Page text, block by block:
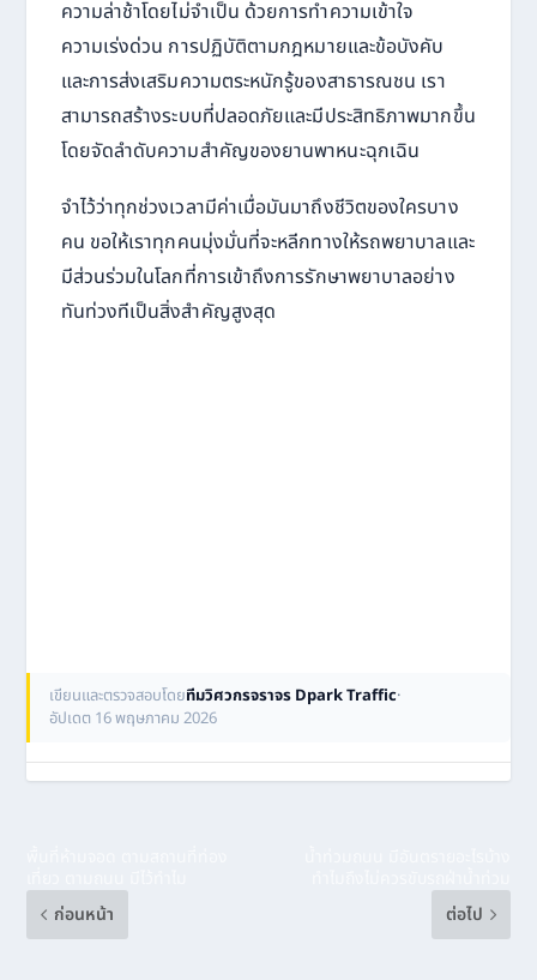
ความล่าช้าโดยไม่จำเป็น ด้วยการทำความเข้าใจ
ความเร่งด่วน การปฏิบัติตามกฎหมายและข้อบังคับ
และการส่งเสริมความตระหนักรู้ของสาธารณชน เรา
สามารถสร้างระบบที่ปลอดภัยและมีประสิทธิภาพมากขึ้น
โดยจัดลำดับความสำคัญของยานพาหนะฉุกเฉิน
จำไว้ว่าทุกช่วงเวลามีค่าเมื่อมันมาถึงชีวิตของใครบาง
คน ขอให้เราทุกคนมุ่งมั่นที่จะหลีกทางให้รถพยาบาลและ
มีส่วนร่วมในโลกที่การเข้าถึงการรักษาพยาบาลอย่าง
ทันท่วงทีเป็นสิ่งสำคัญสูงสุด
เขียนและตรวจสอบโดยทีมวิศวกรจราจร Dpark Traffic·
อัปเดต 16 พฤษภาคม 2026
ก่อนหน้า
ต่อไป